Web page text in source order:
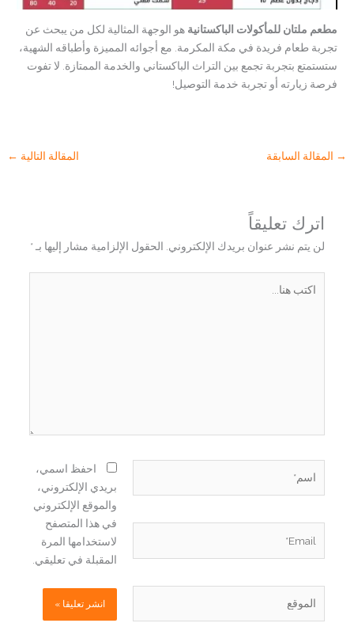
مطعم ملتان للمأكولات الباكستانية هو الوجهة المثالية لكل من يبحث عن
تجربة طعام فريدة في مكة المكرمة. مع أجوائه المميزة وأطباقه الشهية،
ستستمتع بتجربة تجمع بين التراث الباكستاني والخدمة الممتازة. لا تفوت
فرصة زيارته أو تجربة خدمة التوصيل!
→ المقالة السابقة المقالة التالية ←
اترك تعليقاً
لن يتم نشر عنوان بريدك الإلكتروني. الحقول الإلزامية مشار إليها بـ *
احفظ اسمي،
بريدي الإلكتروني،
والموقع الإلكتروني
في هذا المتصفح
لاستخدامها المرة
المقبلة في تعليقي.